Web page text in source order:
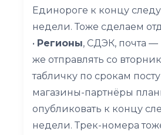
Единороге к концу
недели. Тоже сделаем
• Регионы, СДЭК, почта —
же отправлять со
табличку по срокам
магазины-партнёры
опубликовать к концу
недели. Трек-номера